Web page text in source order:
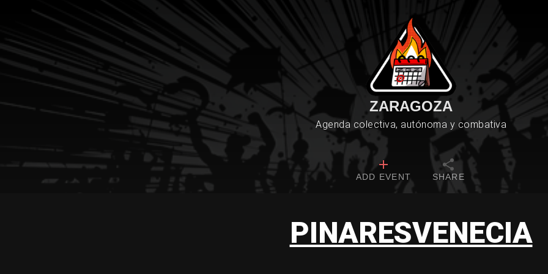
ZARAGOZA
Agenda colectiva, autónoma y combativa
ADD EVENT SHARE
PINARESVENECIA